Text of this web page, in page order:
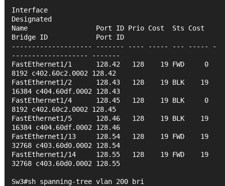
Interface
Designated
Name                 Port ID Prio Cost  Sts Cost
Bridge ID            Port ID
-------------------- ------- ---- ----- --- ----- -
------------------- -------
FastEthernet1/1      128.42   128    19 FWD     0
8192 c402.60c2.0002 128.42
FastEthernet1/2      128.43   128    19 BLK    19
16384 c404.60df.0002 128.43
FastEthernet1/4      128.45   128    19 BLK     0
8192 c402.60c2.0002 128.45
FastEthernet1/5      128.46   128    19 BLK    19
16384 c404.60df.0002 128.46
FastEthernet1/13     128.54   128    19 FWD    19
32768 c403.60d0.0002 128.54
FastEthernet1/14     128.55   128    19 FWD    19
32768 c403.60d0.0002 128.55
Sw3#sh spanning-tree vlan 200 bri